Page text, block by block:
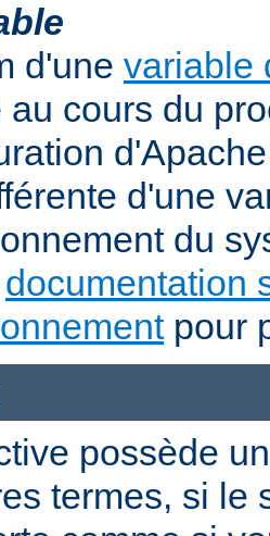
d'une variable
au cours du
d'une
du
documentation
pour
possède
termes, si le